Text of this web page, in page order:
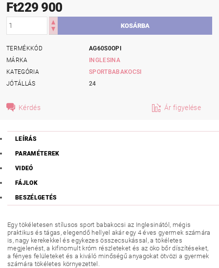
Ft229 900
TERMÉKKÓD
AG60S0OPI
MÁRKA
INGLESINA
KATEGÓRIA
SPORTBABAKOCSI
JÓTÁLLÁS
24
Kérdés Ár figyelése
LEÍRÁS
PARAMÉTEREK
VIDEÓ
FÁJLOK
BESZÉLGETÉS
Egy tökéletesen stílusos sport babakocsi az Inglesinától, mégis
praktikus és tágas, elegendő hellyel akár egy 4 éves gyermek számára
is, nagy kerekekkel és egykezes összecsukással, a tökéletes
megjelenést, a kifinomult króm részleteket és az öko bőr díszítéseket,
a fényes felületeket és a kiváló minőségű anyagokat ötvözi a gyermek
számára tökéletes környezettel.